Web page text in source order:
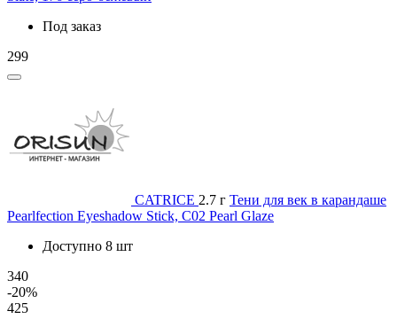
Под заказ
299
CATRICE 2.7 г Тени для век в карандаше
Pearlfection Eyeshadow Stick, C02 Pearl Glaze
Доступно 8 шт
340
-20%
425